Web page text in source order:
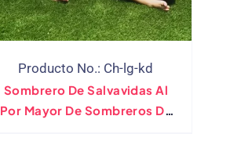
Producto No.: Ch-lg-kd
Sombrero De Salvavidas Al
Por Mayor De Sombreros De